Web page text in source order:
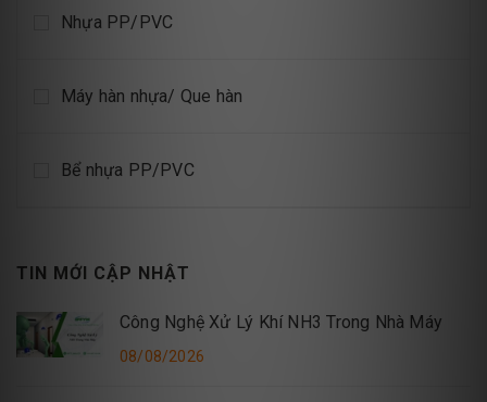
Nhựa PP/PVC
Máy hàn nhựa/ Que hàn
Bể nhựa PP/PVC
TIN MỚI CẬP NHẬT
Công Nghệ Xử Lý Khí NH3 Trong Nhà Máy
08/08/2026